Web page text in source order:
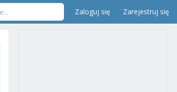
Zaloguj się Zarejestruj się